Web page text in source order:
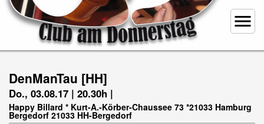
menu
DenManTau [HH]
Do., 03.08.17 | 20.30h |
Happy Billard * Kurt-A.-Körber-Chaussee 73 *21033 Hamburg
Bergedorf 21033 HH-Bergedorf